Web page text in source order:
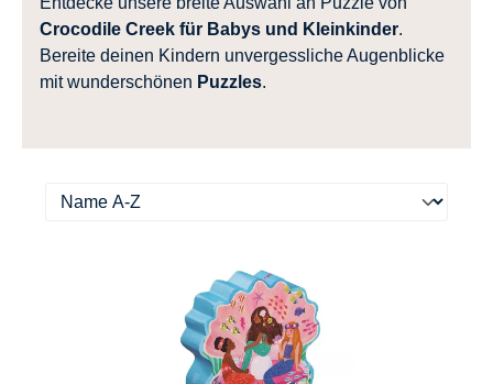
Crocodile Creek für Babys und Kleinkinder.
Bereite deinen Kindern unvergessliche Augenblicke
mit wunderschönen Puzzles.